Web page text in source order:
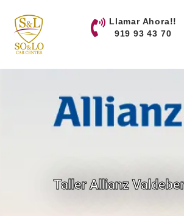
Llamar Ahora!!
919 93 43 70
Taller Allianz